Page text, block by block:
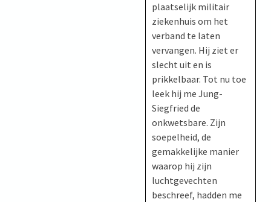
plaatselijk militair
ziekenhuis om het
verband te laten
vervangen. Hij ziet er
slecht uit en is
prikkelbaar. Tot nu toe
leek hij me Jung-
Siegfried de
onkwetsbare. Zijn
soepelheid, de
gemakkelijke manier
waarop hij zijn
luchtgevechten
beschreef, hadden me